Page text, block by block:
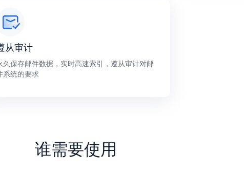
从审计
久保存邮件数据，实时高速索引，遵从审计对邮
系统的要求
谁需要使用